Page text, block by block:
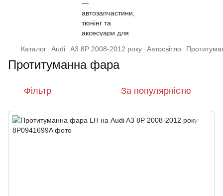
Каталог Audi A3 8P 2008-2012 року Автосвітло
Протитуманна фара
Фільтр За популярністю